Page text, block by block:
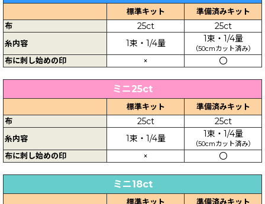
標準キット
準備済みキット
布
25ct 25ct
糸内容 1束・1/4量 1束・1/4量
（50cmカット済み）
布に刺し始めの印 × 〇
ミニ25ct
標準キット
準備済みキット
布
25ct 25ct
糸内容 1束・1/4量 1束・1/4量
（50cmカット済み）
布に刺し始めの印 × 〇
ミニ18ct
標準キット 準備済みキット